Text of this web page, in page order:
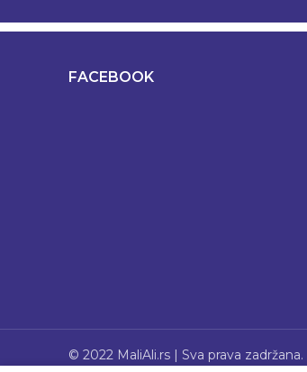
FACEBOOK
© 2022 MaliAli.rs | Sva prava zadržana.